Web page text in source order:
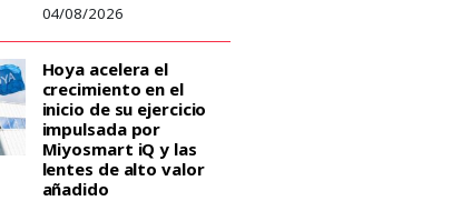
04/08/2026
Hoya acelera el
crecimiento en el
inicio de su ejercicio
impulsada por
Miyosmart iQ y las
lentes de alto valor
añadido